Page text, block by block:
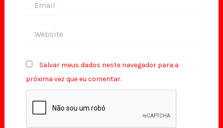
Salvar meus dados neste navegador para a
próxima vez que eu comentar.